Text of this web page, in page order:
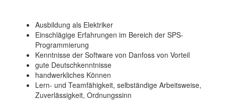
Ausbildung als Elektriker
Einschlägige Erfahrungen im Bereich der SPS-
Programmierung
Kenntnisse der Software von Danfoss von Vorteil
gute Deutschkenntnisse
handwerkliches Können
Lern- und Teamfähigkeit, selbständige Arbeitsweise,
Zuverlässigkeit, Ordnungssinn